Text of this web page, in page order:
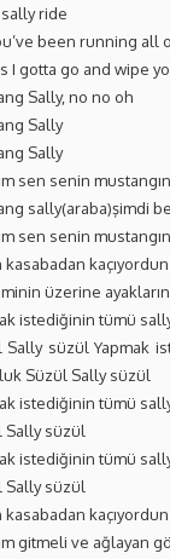
ride
been running all
I gotta go and wipe
Sally, no no oh
Sally
Sally
sen senin
sally(araba)şimdi
sen senin
kasabadan
üzerine
istediğinin tümü
Sally süzül Yapmak
Süzül Sally süzül
istediğinin tümü
Sally süzül
istediğinin tümü
Sally süzül
kasabadan kaçıyordun
gitmeli ve ağlayan